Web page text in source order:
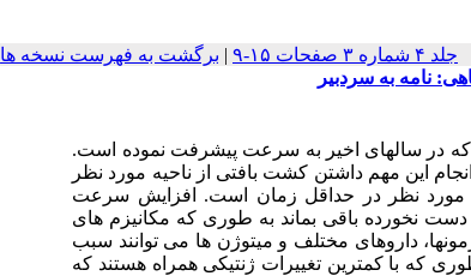
جلد ۴ شماره ۳ صفحات ۱۵-۹ | برگشت به فهرست نسخه ها
نامه به سردبیر
در سالهای اخیر به سرعت پیشرفت نموده است.
این مهم داشتن کشت بافتی از ناحیه مورد نظر
مورد نظر در حداقل زمان است. افزایش سرعت
دست نخورده باقی بماند به طوری که مکانیزم های
داروهای مختلف و میتوژن ها می توانند سبب
که با کمترین تغییرات ژنتیکی همراه هستند که